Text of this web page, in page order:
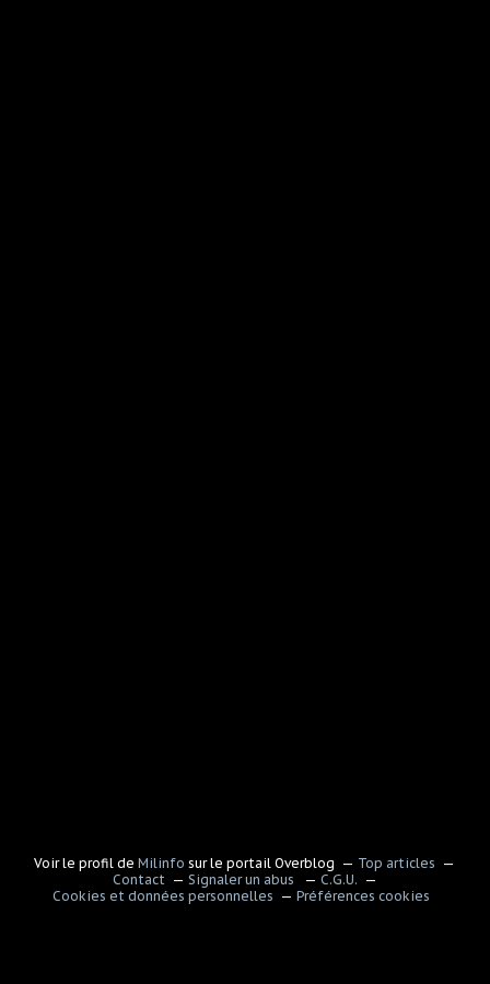
Voir le profil deMilinfo sur le portail Overblog
Top articles
Contact
Signaler un abus
C.G.U.
Cookies et données personnelles
Préférences cookies